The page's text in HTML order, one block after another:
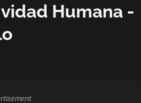
Humana -